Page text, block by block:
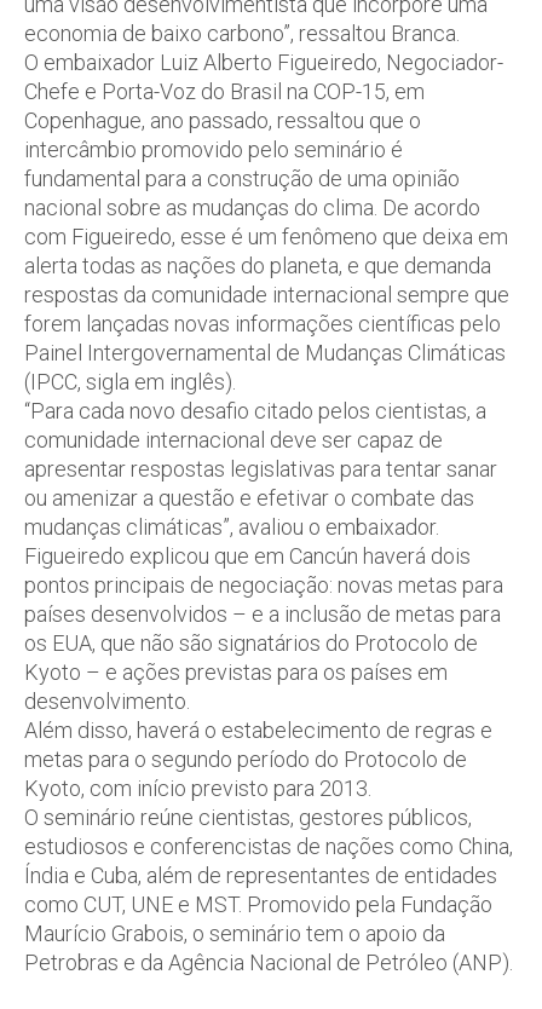
economia de baixo carbono”, ressaltou Branca.
O embaixador Luiz Alberto Figueiredo, Negociador-
Chefe e Porta-Voz do Brasil na COP-15, em
Copenhague, ano passado, ressaltou que o
intercâmbio promovido pelo seminário é
fundamental para a construção de uma opinião
nacional sobre as mudanças do clima. De acordo
com Figueiredo, esse é um fenômeno que deixa em
alerta todas as nações do planeta, e que demanda
respostas da comunidade internacional sempre que
forem lançadas novas informações científicas pelo
Painel Intergovernamental de Mudanças Climáticas
(IPCC, sigla em inglês).
“Para cada novo desafio citado pelos cientistas, a
comunidade internacional deve ser capaz de
apresentar respostas legislativas para tentar sanar
ou amenizar a questão e efetivar o combate das
mudanças climáticas”, avaliou o embaixador.
Figueiredo explicou que em Cancún haverá dois
pontos principais de negociação: novas metas para
países desenvolvidos – e a inclusão de metas para
os EUA, que não são signatários do Protocolo de
Kyoto – e ações previstas para os países em
desenvolvimento.
Além disso, haverá o estabelecimento de regras e
metas para o segundo período do Protocolo de
Kyoto, com início previsto para 2013.
O seminário reúne cientistas, gestores públicos,
estudiosos e conferencistas de nações como China,
Índia e Cuba, além de representantes de entidades
como CUT, UNE e MST. Promovido pela Fundação
Maurício Grabois, o seminário tem o apoio da
Petrobras e da Agência Nacional de Petróleo (ANP).